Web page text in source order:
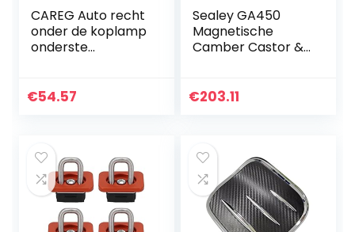
CAREG Auto recht
onder de koplamp
onderste
plastic 1638260177
€54.57
Sealey GA450
Magnetische
Camber Castor &
€203.11